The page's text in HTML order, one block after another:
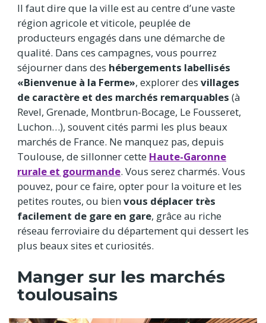
Il faut dire que la ville est au centre d’une vaste
région agricole et viticole, peuplée de
producteurs engagés dans une démarche de
qualité. Dans ces campagnes, vous pourrez
séjourner dans des hébergements labellisés
«Bienvenue à la Ferme», explorer des villages
de caractère et des marchés remarquables (à
Revel, Grenade, Montbrun-Bocage, Le Fousseret,
Luchon…), souvent cités parmi les plus beaux
marchés de France. Ne manquez pas, depuis
Toulouse, de sillonner cette Haute-Garonne
rurale et gourmande. Vous serez charmés. Vous
pouvez, pour ce faire, opter pour la voiture et les
petites routes, ou bienvous déplacer très
facilement de gare en gare, grâce au riche
réseau ferroviaire du département qui dessert les
plus beaux sites et curiosités.
Manger sur les marchés
toulousains